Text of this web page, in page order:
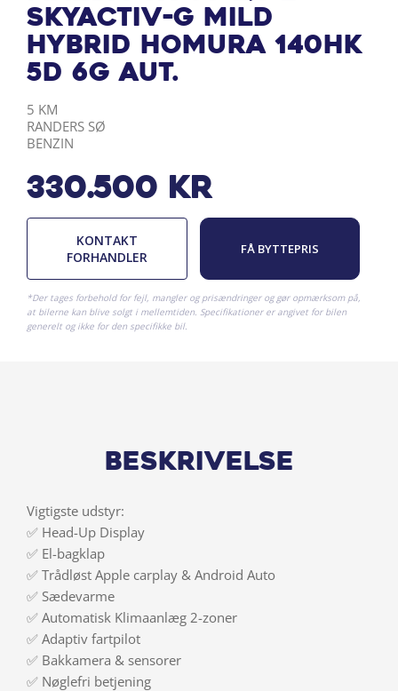
Skyactiv-G Mild
hybrid Homura 140HK
5d 6g Aut.
KILOMETER
5 KM
BY
RANDERS SØ
DRIVMIDDEL
BENZIN
330.500 kr
KONTAKT
FORHANDLER
FÅ BYTTEPRIS
*Der tages forbehold for fejl, mangler og prisændringer og gør opmærksom på,
at bilerne kan blive solgt i mellemtiden. Specifikationer er angivet for bilen
generelt og ikke for den specifikke bil.
Beskrivelse
Vigtigste udstyr:
✅ Head-Up Display
✅ El-bagklap
✅ Trådløst Apple carplay & Android Auto
✅ Sædevarme
✅ Automatisk Klimaanlæg 2-zoner
✅ Adaptiv fartpilot
✅ Bakkamera & sensorer
✅ Nøglefri betjening